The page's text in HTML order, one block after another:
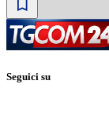
Seguici su